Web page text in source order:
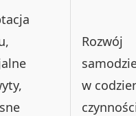
Rozwój
w